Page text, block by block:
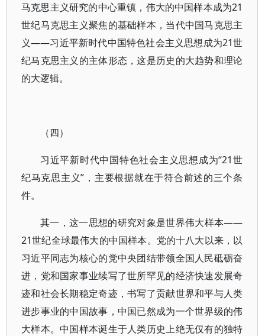
马克思主义研究的中心重镇，伟大的中国样本成为21
世纪马克思主义聚焦的基础样本，当代中国马克思主
义——习近平新时代中国特色社会主义思想成为21世
纪马克思主义的主体形态，这是历史的大趋势和理论
的大逻辑。
（四）
习近平新时代中国特色社会主义思想成为“21世
纪马克思主义”，主要根据就在于符合前述的三个条
件。
其一，这一思想的研究对象是世界伟大样本——
21世纪全球最伟大的中国样本。党的十八大以来，以
习近平同志为核心的党中央团结带领全国人民砥砺奋
进，党和国家事业续写了世所罕见的经济快速发展奇
迹和社会长期稳定奇迹，书写了贡献世界和平与人类
进步事业的中国故事，中国已然成为一个世界级的伟
大样本。中国样本诞生于人类历史上绝无仅有的独特